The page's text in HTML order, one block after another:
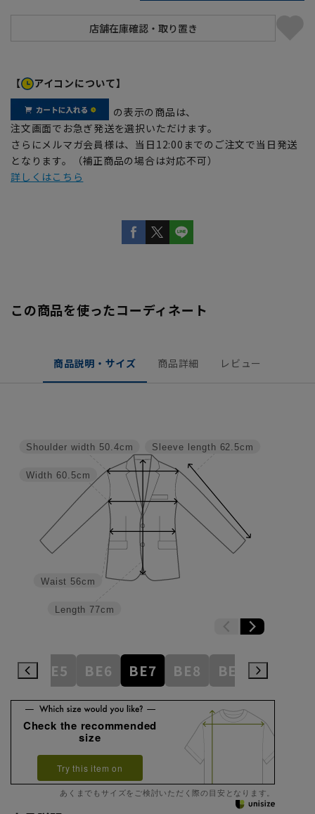
【 アイコンについて】
の表示の商品は、
注文画面でお急ぎ発送を選択いただけます。
さらにメルマガ会員様は、当日12:00までのご注文で当日発送
となります。（補正商品の場合は対応不可）
詳しくはこちら
この商品を使ったコーディネート
商品説明・サイズ 商品詳細 レビュー
Sleeve length 62.5cm
Length 77cm
Waist 56cm
Width 60.5cm
Shoulder width 50.4cm
BE5 BE6 BE7 BE8 BE9 BE10
Check the recommended
size
Try this item on
あくまでもサイズをご検討いただく際の目安となります。